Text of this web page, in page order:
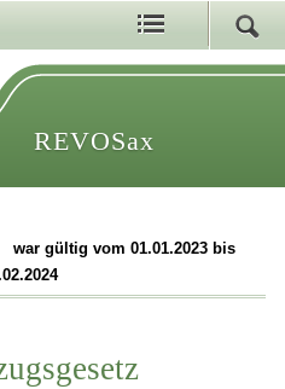
REVOSax
war gültig vom 01.01.2023 bis